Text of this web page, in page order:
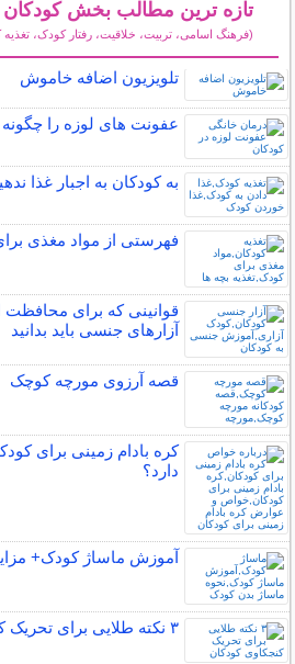
تازه ترین مطالب بخش کودکان
(فرهنگ اسامی، تربیت، خلاقیت، رفتار کودک،
تلویزیون اضافه خاموش
عفونت های لوزه را چگونه
به کودکان به اجبار غذا
فهرستی از مواد مغذی
قوانینی که برای محافظت
آزارهای جنسی باید بدانید
قصه آرزوی مورچه کوچک
کره بادام زمینی برای
دارد؟
آموزش ماساژ کودک+
۳ نکته طلایی برای تحریک کنجکاوی کودکان